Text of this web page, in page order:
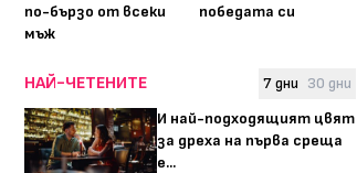
по-бързо от всеки
мъж
победата си
НАЙ-ЧЕТЕНИТЕ 7 дни 30 дни
И най-подходящият цвят
за дреха на първа среща
е...